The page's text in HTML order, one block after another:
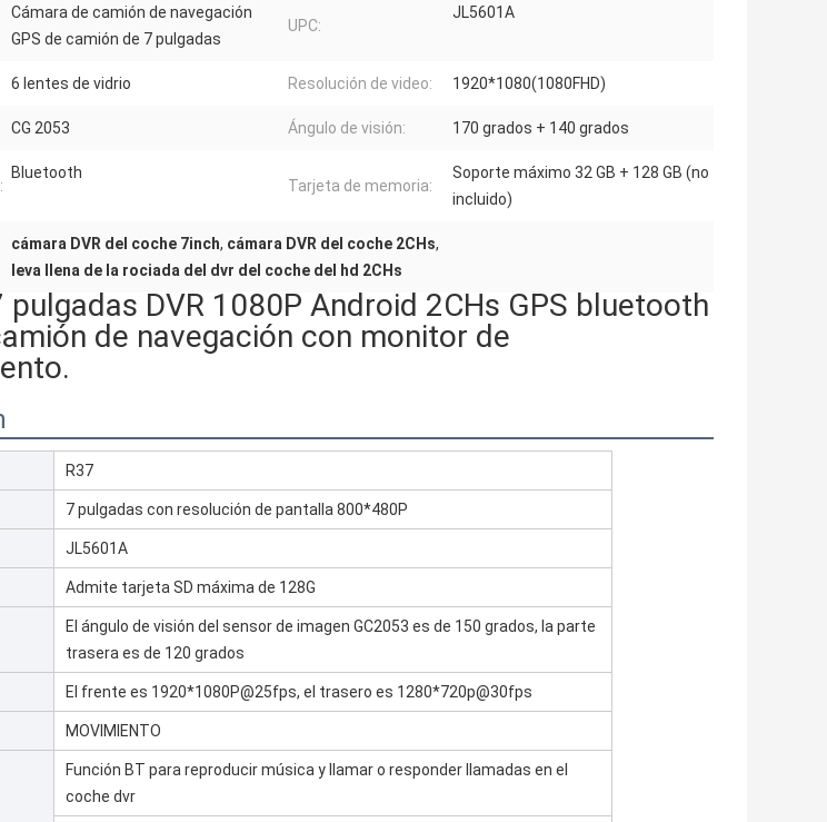
Cámara de camión de navegación
GPS de camión de 7 pulgadas
UPC:
JL5601A
6 lentes de vidrio Resolución de video: 1920*1080(1080FHD)
CG 2053 Ángulo de visión: 170 grados + 140 grados
Bluetooth
Tarjeta de memoria:
Soporte máximo 32 GB + 128 GB (no
incluido)
cámara DVR del coche 7inch, cámara DVR del coche 2CHs,
leva llena de la rociada del dvr del coche del hd 2CHs
pulgadas DVR 1080P Android 2CHs GPS bluetooth
de navegación con monitor de
R37
7 pulgadas con resolución de pantalla 800*480P
JL5601A
Admite tarjeta SD máxima de 128G
El ángulo de visión del sensor de imagen GC2053 es de 150 grados, la parte
trasera es de 120 grados
El frente es 1920*1080P@25fps, el trasero es 1280*720p@30fps
MOVIMIENTO
Función BT para reproducir música y llamar o responder llamadas en el
coche dvr